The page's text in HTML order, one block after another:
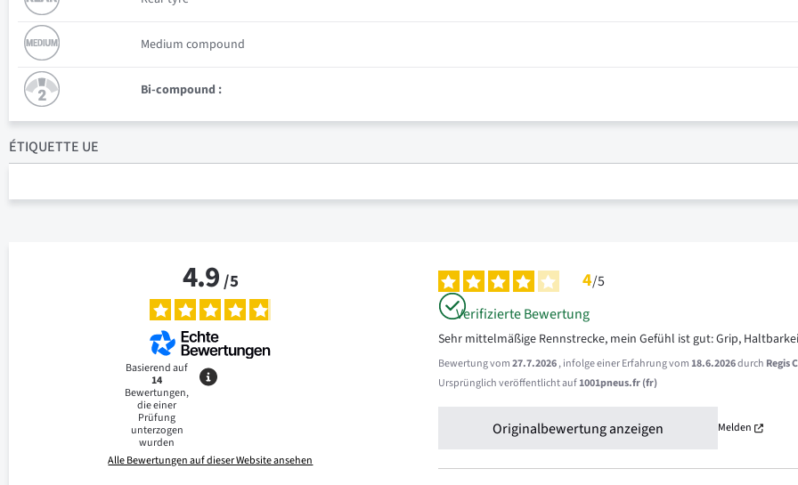
Medium compound
Bi-compound :
ÉTIQUETTE UE
4.9/5
Basierend auf
14
Bewertungen,
die einer
Prüfung
unterzogen
wurden
Alle Bewertungen auf dieser Website ansehen
4/5
Verifizierte Bewertung
Sehr mittelmäßige Rennstrecke, mein Gefühl ist gut: Grip,
Bewertung vom27.7.2026, infolge einer Erfahrung vom18.6.2026durch Regis
Ursprünglich veröffentlicht auf1001pneus.fr (fr)
Originalbewertung anzeigen Melden